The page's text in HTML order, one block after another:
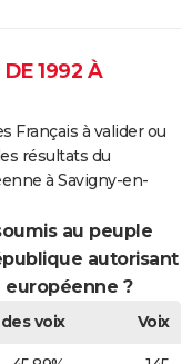
1992 À
Français à valider ou
résultats du
à Savigny-en-
au peuple
autorisant
européenne ?
des voix
Voix